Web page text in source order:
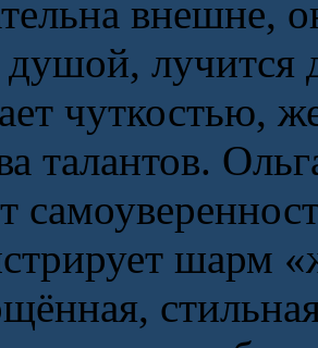
внешне,
лучится
чуткостью,
талантов.
шарм